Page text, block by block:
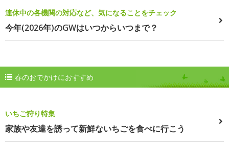
連休中の各機関の対応など、気になることをチェック
今年(2026年)のGWはいつからいつまで？
春のおでかけにおすすめ
いちご狩り特集
家族や友達を誘って新鮮ないちごを食べに行こう